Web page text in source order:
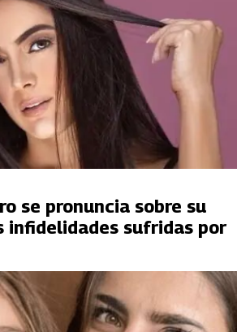
se pronuncia sobre su
infidelidades sufridas por